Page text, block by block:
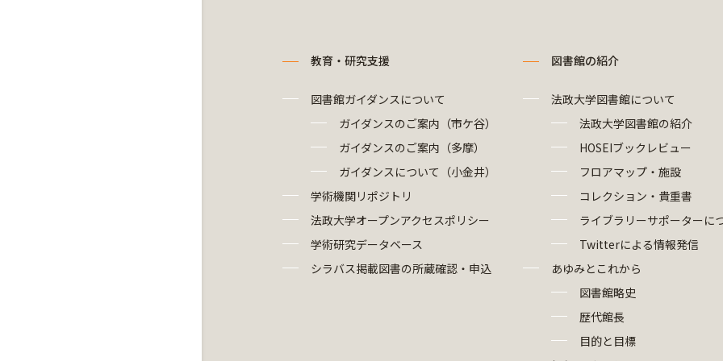
教育・研究支援
図書館ガイダンスについて
ガイダンスのご案内（市ケ谷）
ガイダンスのご案内（多摩）
ガイダンスについて（小金井）
学術機関リポジトリ
法政大学オープンアクセスポリシー
学術研究データベース
シラバス掲載図書の所蔵確認・申込
図書館の紹介
法政大学図書館について
法政大学図書館の紹介
HOSEIブックレビュー
フロアマップ・施設
コレクション・貴重書
ライブラリーサポーターに
Twitterによる情報発信
あゆみとこれから
図書館略史
歴代館長
目的と目標